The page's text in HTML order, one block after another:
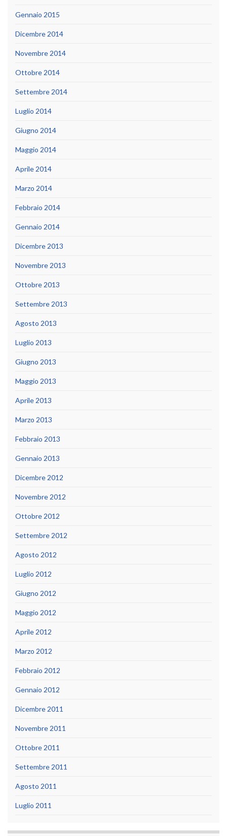
Gennaio 2015
Dicembre 2014
Novembre 2014
Ottobre 2014
Settembre 2014
Luglio 2014
Giugno 2014
Maggio 2014
Aprile 2014
Marzo 2014
Febbraio 2014
Gennaio 2014
Dicembre 2013
Novembre 2013
Ottobre 2013
Settembre 2013
Agosto 2013
Luglio 2013
Giugno 2013
Maggio 2013
Aprile 2013
Marzo 2013
Febbraio 2013
Gennaio 2013
Dicembre 2012
Novembre 2012
Ottobre 2012
Settembre 2012
Agosto 2012
Luglio 2012
Giugno 2012
Maggio 2012
Aprile 2012
Marzo 2012
Febbraio 2012
Gennaio 2012
Dicembre 2011
Novembre 2011
Ottobre 2011
Settembre 2011
Agosto 2011
Luglio 2011